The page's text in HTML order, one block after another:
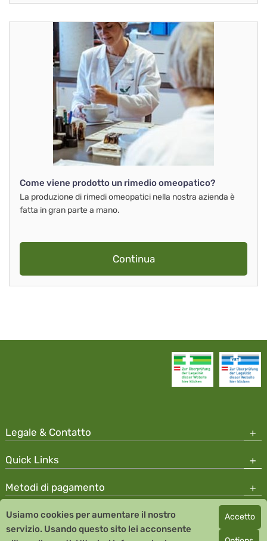
Come viene prodotto un rimedio omeopatico?
La produzione di rimedi omeopatici nella nostra azienda è
fatta in gran parte a mano.
Continua
Legale & Contatto
Quick Links
Metodi di pagamento
Copyright © 2026 Team Santé Salvator Apotheke
Remedia Homeopathy GmbH GMP certified pharmaceutical
Usiamo cookies per aumentare il nostro
servizio. Usando questo sito lei acconsente
Accetto